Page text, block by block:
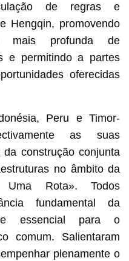
de regras e
Hengqin, promovendo
mais profunda de
e permitindo a partes
oferecidas
Peru e Timor-
as suas
construção conjunta
no âmbito da
Uma Rota». Todos
fundamental da
essencial para o
comum. Salientaram
plenamente o